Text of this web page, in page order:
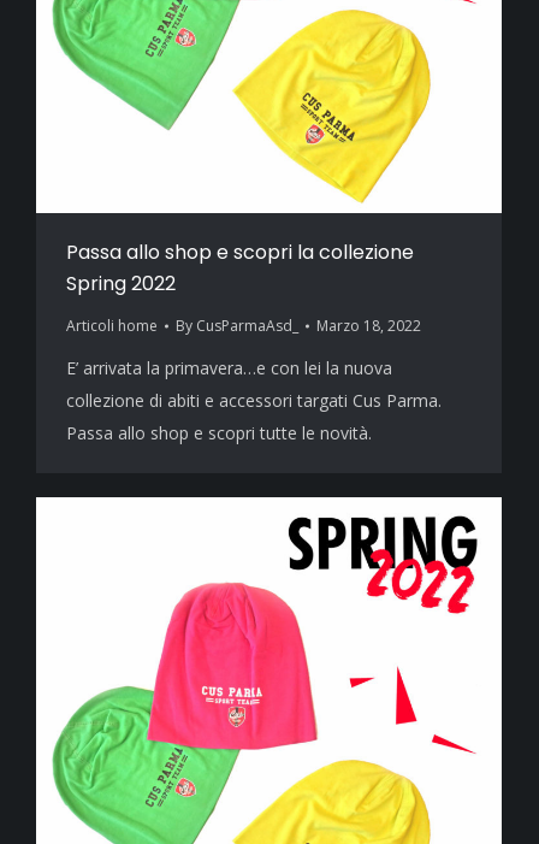
Passa allo shop e scopri la collezione
Spring 2022
Articoli home By CusParmaAsd_ Marzo 18, 2022
E’ arrivata la primavera…e con lei la nuova
collezione di abiti e accessori targati Cus Parma.
Passa allo shop e scopri tutte le novità.